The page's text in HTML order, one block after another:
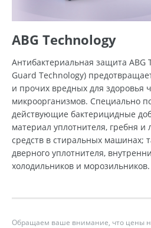
ABG Technology
Антибактериальная защита ABG
Guard Technology)
и прочих вредных для здоровья
микроорганизмов. Специально
действующие бактерицидные
материал уплотнителя, гребня
средств в стиральных машинах;
дверного уплотнителя,
холодильников и морозильников.
Обращаем ваше внимание, что цены